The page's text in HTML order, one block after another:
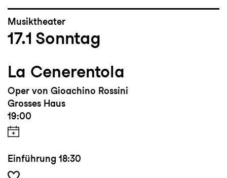
Musiktheater
17.1 Sonntag
La Cenerentola
Oper von Gioachino Rossini
Grosses Haus
19:00
Einführung 18:30